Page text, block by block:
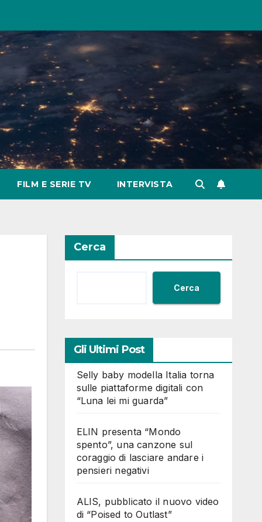
FILM E SERIE TV INTERVISTA
Cerca
Cerca
Gli Ultimi Post
Selly baby modella Italia torna
sulle piattaforme digitali con
“Luna lei mi guarda”
ELIN presenta “Mondo
spento”, una canzone sul
coraggio di lasciare andare i
pensieri negativi
ALIS, pubblicato il nuovo video
di “Poised to Outlast”